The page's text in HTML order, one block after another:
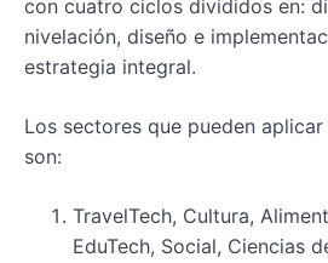
con cuatro ciclos divididos en:
nivelación, diseño e
estrategia integral.
Los sectores que pueden
son:
TravelTech, Cultura,
EduTech, Social, Ciencias